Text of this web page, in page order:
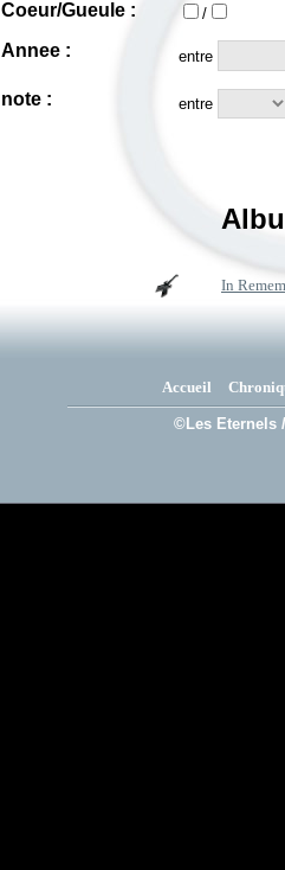
Coeur/Gueule : /
Annee : entre
note : entre
In
Accueil
©Les Eternels